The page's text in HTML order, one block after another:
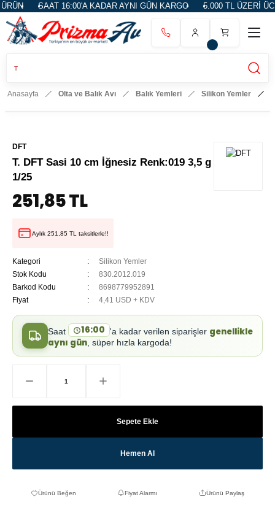
SAAT 16:00'A KADAR AYNI GÜN KARGO 5.000 TL ÜZERİ
Anasayfa Olta ve Balık Avı Balık Yemleri Silikon Yemler
DFT
T. DFT Sasi 10 cm İğnesiz Renk:019 3,5 g
1/25
251,85 TL
Aylık 251,85 TL taksitlerle!!
Kategori
Silikon Yemler
Stok Kodu
830.2012.019
Barkod Kodu
8698779952891
Fiyat
4,41 USD + KDV
Saat 16:00 'a kadar verilen siparişler genellikle
aynı gün , süper hızla kargoda!
Sepete Ekle
Hemen Al
Fiyat Alarmı Ürünü Paylaş